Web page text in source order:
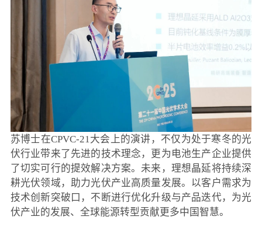
苏博士在CPVC-21大会上的演讲，不仅为处于寒冬的光
伏行业带来了先进的技术理念，更为电池生产企业提供
了切实可行的提效解决方案。未来，理想晶延将持续深
耕光伏领域，助力光伏产业高质量发展。以客户需求为
技术创新突破口，不断进行优化升级与产品迭代，为光
伏产业的发展、全球能源转型贡献更多中国智慧。